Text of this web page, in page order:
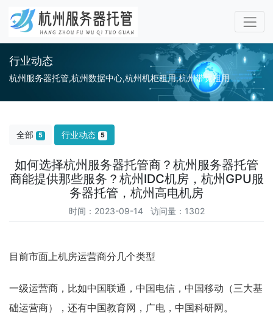
行业动态
杭州服务器托管,杭州数据中心,杭州机柜租用,杭州带宽租用
全部 5 行业动态 5
如何选择杭州服务器托管商？杭州服务器托管
商能提供那些服务？杭州IDC机房，杭州GPU服
务器托管，杭州高电机房
时间：2023-09-14 访问量：1302
目前市面上机房运营商分几个类型
一级运营商，比如中国联通，中国电信，中国移动（三大基
础运营商），还有中国教育网，广电，中国科研网。